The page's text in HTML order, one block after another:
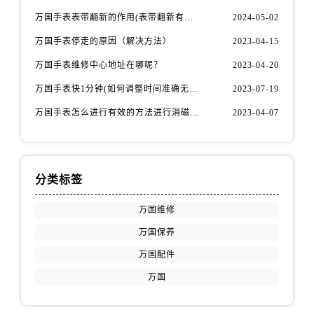
万国手表表带翻新的作用(表带翻新有什么用) 2024-05-02
万国手表停走的原因（解决方法） 2023-04-15
万国手表维修中心地址在哪呢？ 2023-04-20
万国手表快1分钟(如何调整时间准确无误) 2023-07-19
万国手表怎么进行有效的方法进行消磁呢(机械手表消磁) 2023-04-07
分类标签
万国维修
万国保养
万国配件
万国